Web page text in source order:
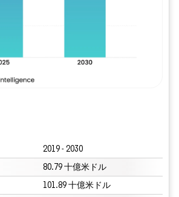
2019 - 2030
80.79 十億米ドル
101.89 十億米ドル